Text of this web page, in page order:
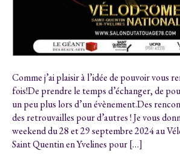
Comme j’ai plaisir à l’idée de pouvoir vous
fois!De prendre le temps d’échanger, de
un peu plus lors d’un évènement.Des
des retrouvailles pour d’autres ! Je vous
weekend du 28 et 29 septembre 2024 au
Saint Quentin en Yvelines pour […]